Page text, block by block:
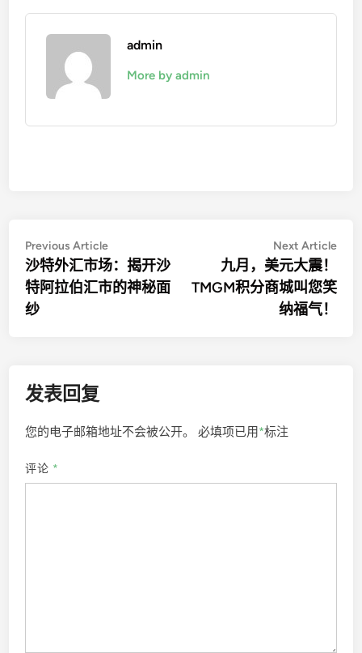
admin
More by admin
文
章
导
航
Previous ArticlePrevious
article:
沙特外汇市场：揭开沙
特阿拉伯汇市的神秘面
纱
Next Article
九月，美元大震！
TMGM积分商城叫您笑
纳福气！
发表回复
您的电子邮箱地址不会被公开。 必填项已用*标注
评论 *